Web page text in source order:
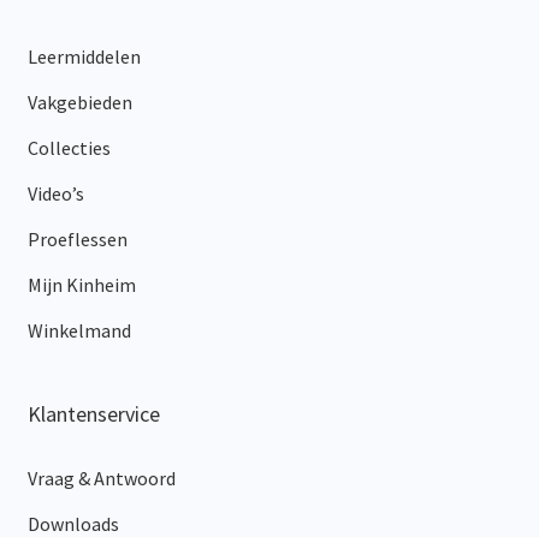
Leermiddelen
Vakgebieden
Collecties
Video’s
Proeflessen
Mijn Kinheim
Winkelmand
Klantenservice
Vraag & Antwoord
Downloads